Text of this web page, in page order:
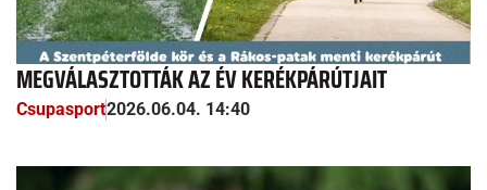
MEGVÁLASZTOTTÁK AZ ÉV KERÉKPÁRÚTJAIT
Csupasport2026.06.04. 14:40